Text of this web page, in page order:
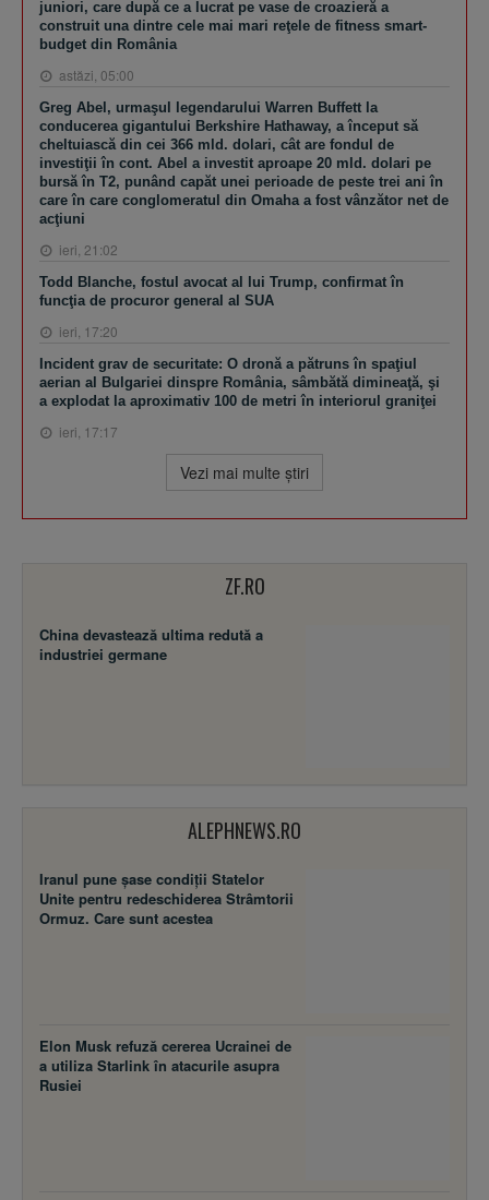
juniori, care după ce a lucrat pe vase de croazieră a
construit una dintre cele mai mari reţele de fitness smart-
budget din România
astăzi, 05:00
Greg Abel, urmaşul legendarului Warren Buffett la
conducerea gigantului Berkshire Hathaway, a început să
cheltuiască din cei 366 mld. dolari, cât are fondul de
investiţii în cont. Abel a investit aproape 20 mld. dolari pe
bursă în T2, punând capăt unei perioade de peste trei ani în
care în care conglomeratul din Omaha a fost vânzător net de
acţiuni
ieri, 21:02
Todd Blanche, fostul avocat al lui Trump, confirmat în
funcţia de procuror general al SUA
ieri, 17:20
Incident grav de securitate: O dronă a pătruns în spaţiul
aerian al Bulgariei dinspre România, sâmbătă dimineaţă, şi
a explodat la aproximativ 100 de metri în interiorul graniţei
ieri, 17:17
Vezi mai multe ştiri
ZF.RO
China devastează ultima redută a
industriei germane
ALEPHNEWS.RO
Iranul pune șase condiții Statelor
Unite pentru redeschiderea Strâmtorii
Ormuz. Care sunt acestea
Elon Musk refuză cererea Ucrainei de
a utiliza Starlink în atacurile asupra
Rusiei